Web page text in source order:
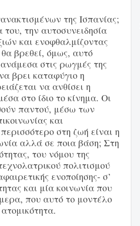
της Ισπανίας;
την αυτοσυνειδησία
και ενοφθαλμίζοντας
θα βρεθεί, όμως, αυτό
στις ρωγμές της
βρει καταφύγιο η
να ανθίσει η
στο ίδιο το κίνημα. Οι
παντού, μέσω των
και
στη ζωή είναι η
αλλά σε ποια βάση; Στη
του νόμου της
πολιτισμού
ενοποίησης- σ’
και μία κοινωνία που
που αυτό το μοντέλο